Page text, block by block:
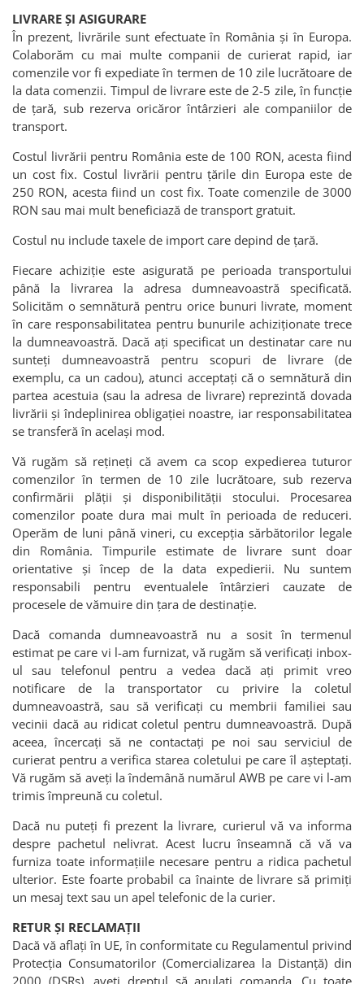
LIVRARE ȘI ASIGURARE
În prezent, livrările sunt efectuate în România și în Europa.
Colaborăm cu mai multe companii de curierat rapid, iar
comenzile vor fi expediate în termen de 10 zile lucrătoare de
la data comenzii. Timpul de livrare este de 2-5 zile, în funcție
de țară, sub rezerva oricăror întârzieri ale companiilor de
transport.
Costul livrării pentru România este de 100 RON, acesta fiind
un cost fix. Costul livrării pentru țările din Europa este de
250 RON, acesta fiind un cost fix. Toate comenzile de 3000
RON sau mai mult beneficiază de transport gratuit.
Costul nu include taxele de import care depind de țară.
Fiecare achiziție este asigurată pe perioada transportului
până la livrarea la adresa dumneavoastră specificată.
Solicităm o semnătură pentru orice bunuri livrate, moment
în care responsabilitatea pentru bunurile achiziționate trece
la dumneavoastră. Dacă ați specificat un destinatar care nu
sunteți dumneavoastră pentru scopuri de livrare (de
exemplu, ca un cadou), atunci acceptați că o semnătură din
partea acestuia (sau la adresa de livrare) reprezintă dovada
livrării și îndeplinirea obligației noastre, iar responsabilitatea
se transferă în același mod.
Vă rugăm să rețineți că avem ca scop expedierea tuturor
comenzilor în termen de 10 zile lucrătoare, sub rezerva
confirmării plății și disponibilității stocului. Procesarea
comenzilor poate dura mai mult în perioada de reduceri.
Operăm de luni până vineri, cu excepția sărbătorilor legale
din România. Timpurile estimate de livrare sunt doar
orientative și încep de la data expedierii. Nu suntem
responsabili pentru eventualele întârzieri cauzate de
procesele de vămuire din țara de destinație.
Dacă comanda dumneavoastră nu a sosit în termenul
estimat pe care vi l-am furnizat, vă rugăm să verificați inbox-
ul sau telefonul pentru a vedea dacă ați primit vreo
notificare de la transportator cu privire la coletul
dumneavoastră, sau să verificați cu membrii familiei sau
vecinii dacă au ridicat coletul pentru dumneavoastră. După
aceea, încercați să ne contactați pe noi sau serviciul de
curierat pentru a verifica starea coletului pe care îl așteptați.
Vă rugăm să aveți la îndemână numărul AWB pe care vi l-am
trimis împreună cu coletul.
Dacă nu puteți fi prezent la livrare, curierul vă va informa
despre pachetul nelivrat. Acest lucru înseamnă că vă va
furniza toate informațiile necesare pentru a ridica pachetul
ulterior. Este foarte probabil ca înainte de livrare să primiți
un mesaj text sau un apel telefonic de la curier.
RETUR ȘI RECLAMAȚII
Dacă vă aflați în UE, în conformitate cu Regulamentul privind
Protecția Consumatorilor (Comercializarea la Distanță) din